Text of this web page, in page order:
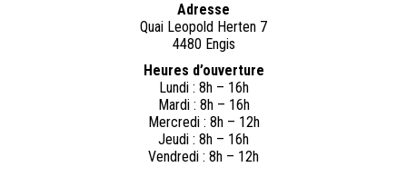
Adresse
Quai Leopold Herten 7
4480 Engis
Heures d’ouverture
Lundi : 8h – 16h
Mardi : 8h – 16h
Mercredi : 8h – 12h
Jeudi : 8h – 16h
Vendredi : 8h – 12h